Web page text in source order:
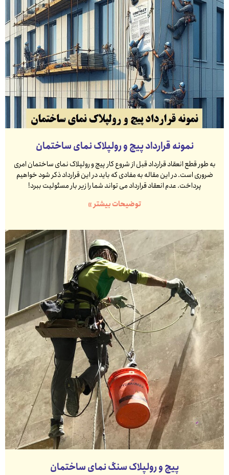
نمونه قرارداد پیچ و رولپلاک نمای ساختمان
به طور قطع انعقاد قرارداد قبل از شروع کار پیچ و رولپلاک نمای ساختمان امری
ضروری است. در این مقاله به مفادی که باید در این قرارداد ذکر شود خواهیم
پرداخت. عدم انعقاد قرارداد می تواند شما را زیر بار مسئولیت ببرد!
توضیحات بیشتر »
پیچ و رولپلاک سنگ نمای ساختمان